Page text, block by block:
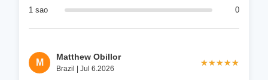
1 sao
0
M
Matthew Obillor
Brazil | Jul 6.2026
★★★★★
★★★★★